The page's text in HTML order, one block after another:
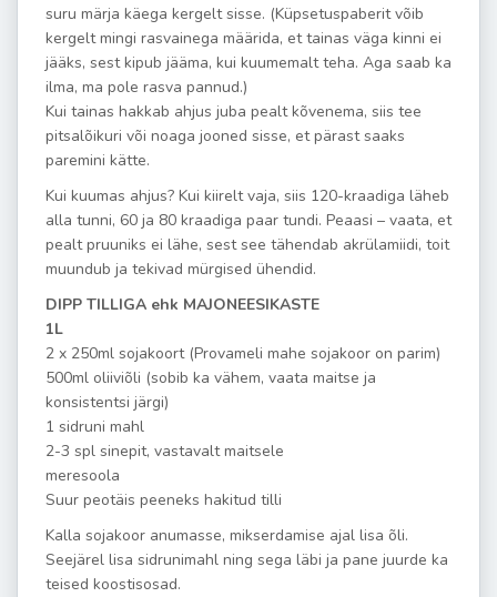
suru märja käega kergelt sisse. (Küpsetuspaberit võib
kergelt mingi rasvainega määrida, et tainas väga kinni ei
jääks, sest kipub jääma, kui kuumemalt teha. Aga saab ka
ilma, ma pole rasva pannud.)
Kui tainas hakkab ahjus juba pealt kõvenema, siis tee
pitsalõikuri või noaga jooned sisse, et pärast saaks
paremini kätte.
Kui kuumas ahjus? Kui kiirelt vaja, siis 120-kraadiga läheb
alla tunni, 60 ja 80 kraadiga paar tundi. Peaasi – vaata, et
pealt pruuniks ei lähe, sest see tähendab akrülamiidi, toit
muundub ja tekivad mürgised ühendid.
DIPP TILLIGA ehk MAJONEESIKASTE
1L
2 x 250ml sojakoort (Provameli mahe sojakoor on parim)
500ml oliiviõli (sobib ka vähem, vaata maitse ja
konsistentsi järgi)
1 sidruni mahl
2-3 spl sinepit, vastavalt maitsele
meresoola
Suur peotäis peeneks hakitud tilli
Kalla sojakoor anumasse, mikserdamise ajal lisa õli.
Seejärel lisa sidrunimahl ning sega läbi ja pane juurde ka
teised koostisosad.